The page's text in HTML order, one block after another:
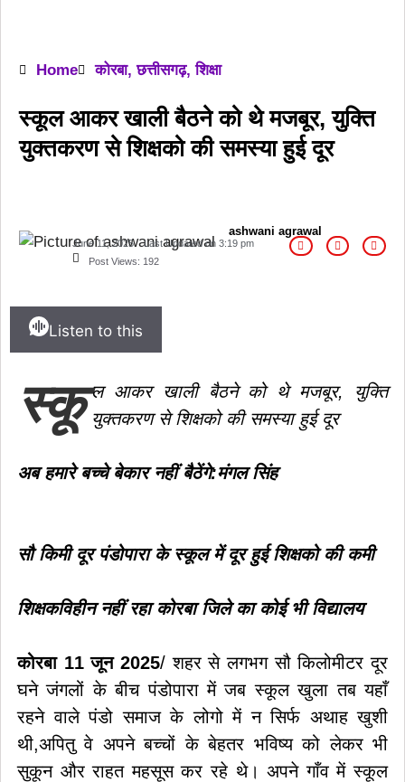
Home कोरबा,छत्तीसगढ़,शिक्षा
स्कूल आकर खाली बैठने को थे मजबूर, युक्ति
युक्तकरण से शिक्षको की समस्या हुई दूर
ashwani agrawal
June 11, 2025 Last Updated on 3:19 pm
Post Views: 192
Listen to this
स्कू ल आकर खाली बैठने को थे मजबूर, युक्ति
युक्तकरण से शिक्षको की समस्या हुई दूर
अब हमारे बच्चे बेकार नहीं बैठेंगे:मंगल सिंह
सौ किमी दूर पंडोपारा के स्कूल में दूर हुई शिक्षको की कमी
शिक्षकविहीन नहीं रहा कोरबा जिले का कोई भी विद्यालय
कोरबा 11 जून 2025/ शहर से लगभग सौ किलोमीटर दूर
घने जंगलों के बीच पंडोपारा में जब स्कूल खुला तब यहाँ
रहने वाले पंडो समाज के लोगो में न सिर्फ अथाह खुशी
थी,अपितु वे अपने बच्चों के बेहतर भविष्य को लेकर भी
सुकून और राहत महसूस कर रहे थे। अपने गाँव में स्कूल